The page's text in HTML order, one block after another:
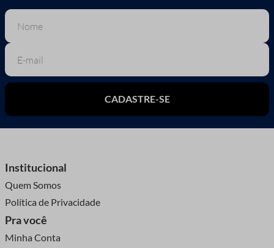
CADASTRE-SE
Institucional
Quem Somos
Política de Privacidade
Pra você
Minha Conta